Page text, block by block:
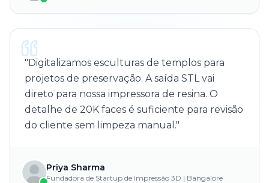
"Digitalizamos esculturas de templos para
projetos de preservação. A saída STL vai
direto para nossa impressora de resina. O
detalhe de 20K faces é suficiente para revisão
do cliente sem limpeza manual."
Priya Sharma
Fundadora de Startup de Impressão 3D | Bangalore